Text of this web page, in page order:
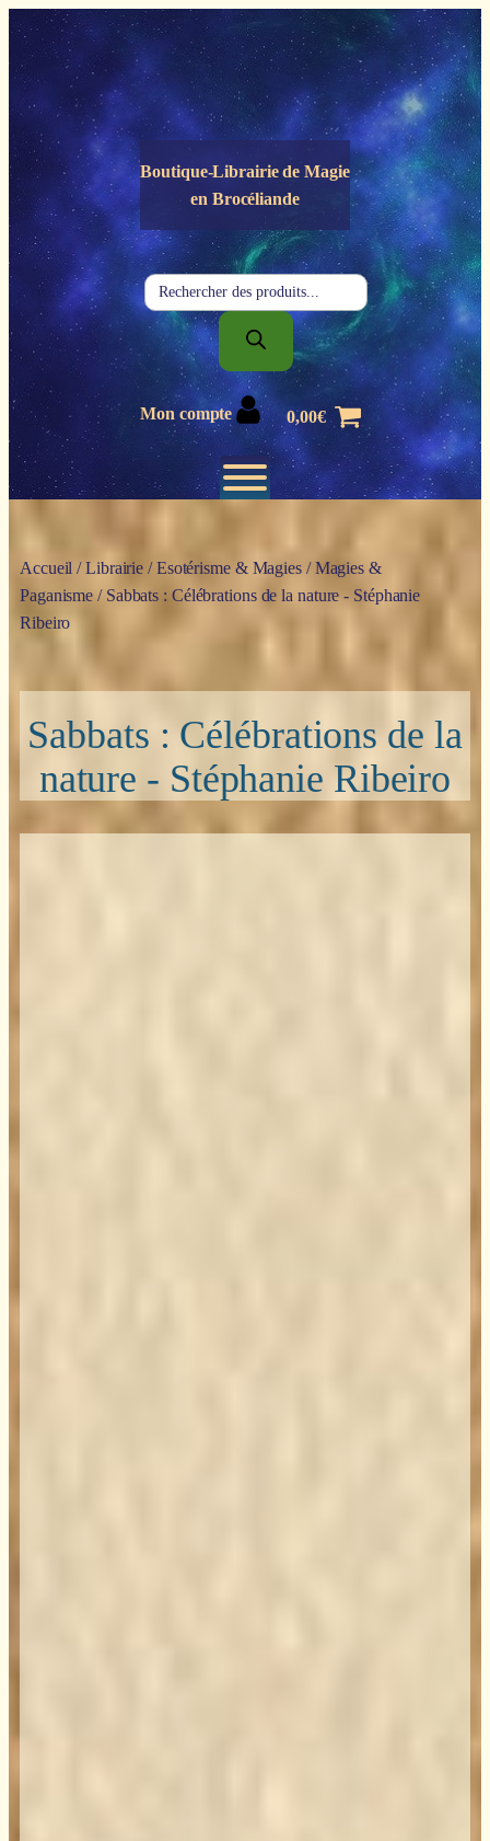
Panneau de gestion des cookies
Boutique-Librairie deMagie
en Brocéliande
Recherche
de
produits
Mon compte 0,00€
Accueil /Librairie /Esotérisme & Magies/Magies &
Paganisme / Sabbats : Célébrations de la nature - Stéphanie
Ribeiro
Sabbats : Célébrations de la
nature - Stéphanie Ribeiro